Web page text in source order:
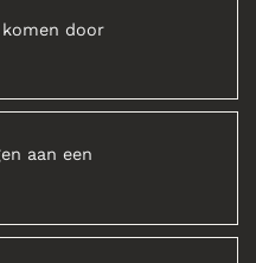
door
aan een